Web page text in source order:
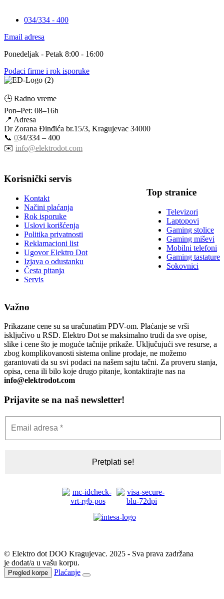
034/334 - 400
Email adresa
Ponedeljak - Petak 8:00 - 16:00
Podaci firme i rok isporuke
🕒 Radno vreme
Pon–Pet: 08–16h
📍 Adresa
Dr Zorana Đinđića br.15/3, Kragujevac 34000
📞 034/334 – 400
✉️ info@elektrodot.com
Korisnički servis
Kontakt
Načini plaćanja
Rok isporuke
Uslovi korišćenja
Politika privatnosti
Reklamacioni list
Ugovor Elektro Dot
Izjava o odustanku
Česta pitanja
Servis
Top stranice
Televizori
Laptopovi
Gaming stolice
Gaming miševi
Mobilni telefoni
Gaming tastature
Sokovnici
Važno
Prikazane cene su sa uračunatim PDV-om. Plaćanje se vrši
isključivo u RSD. Elektro Dot se maksimalno trudi da sve opise,
slike i cene što je moguće tačnije prikaže. Uključujući sve resurse, a
zbog komplikovanosti sistema online prodaje, ne možemo
garantovati da su svi podaci na našem sajtu tačni. Za proveru stanja,
opisa, cena ili bilo koje drugo pitanje, kontaktirajte nas na
info@elektrodot.com
Prijavite se na naš newsletter!
© Elektro dot DOO Kragujevac. 2025 - Sva prava zadržana
je dodat/a u vašu korpu.
Pregled korpe Plaćanje